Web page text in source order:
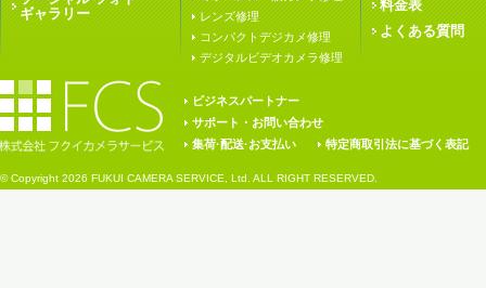
ギャラリー
レンズ修理
コンパクトデジカメ修理
デジタルビデオカメラ修理
料金表
よくある質問
ビジネスパートナー
サポート・お問い合わせ
集荷·配送·お支払い
特定商取引法に基づく表記
© Copyright 2026 FUKUI CAMERA SERVICE, Ltd. ALL RIGHT RESERVED.